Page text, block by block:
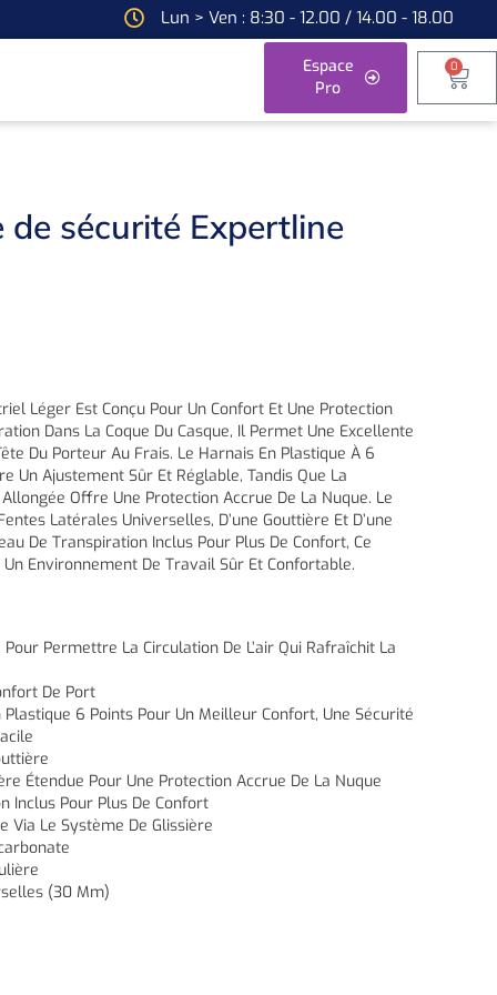
Lun > Ven : 8:30 - 12.00 / 14.00 - 18.00
Espace
Pro
0
de sécurité Expertline
Léger Est Conçu Pour Un Confort Et Une Protection
Dans La Coque Du Casque, Il Permet Une Excellente
Du Porteur Au Frais. Le Harnais En Plastique À 6
Un Ajustement Sûr Et Réglable, Tandis Que La
Offre Une Protection Accrue De La Nuque. Le
Latérales Universelles, D’une Gouttière Et D’une
De Transpiration Inclus Pour Plus De Confort, Ce
Un Environnement De Travail Sûr Et Confortable.
Permettre La Circulation De L’air Qui Rafraîchit La
De Port
Plastique 6 Points Pour Un Meilleur Confort, Une Sécurité
Étendue Pour Une Protection Accrue De La Nuque
Inclus Pour Plus De Confort
Via Le Système De Glissière
(30 Mm)